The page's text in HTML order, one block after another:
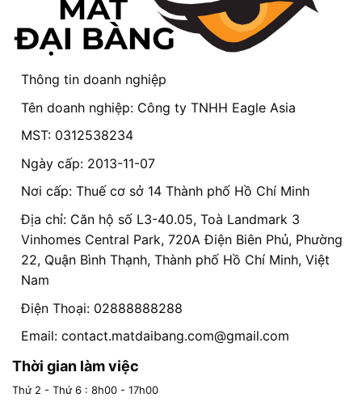
Thông tin doanh nghiệp
Tên doanh nghiệp: Công ty TNHH Eagle Asia
MST: 0312538234
Ngày cấp: 2013-11-07
Nơi cấp: Thuế cơ sở 14 Thành phố Hồ Chí Minh
Địa chỉ: Căn hộ số L3-40.05, Toà Landmark 3
Vinhomes Central Park, 720A Điện Biên Phủ, Phường
22, Quận Bình Thạnh, Thành phố Hồ Chí Minh, Việt
Nam
Điện Thoại: 02888888288
Email: contact.matdaibang.com@gmail.com
Thời gian làm việc
Thứ 2 - Thứ 6 : 8h00 - 17h00